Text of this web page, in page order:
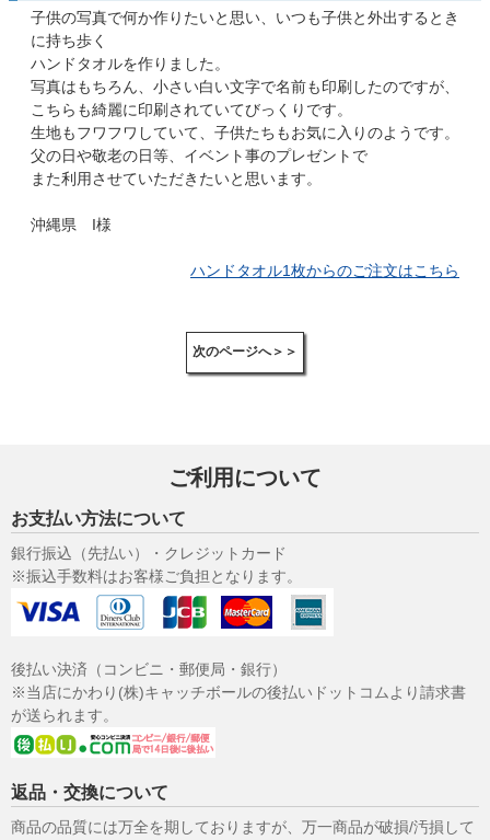
子供の写真で何か作りたいと思い、いつも子供と外出するとき
に持ち歩く
ハンドタオルを作りました。
写真はもちろん、小さい白い文字で名前も印刷したのですが、
こちらも綺麗に印刷されていてびっくりです。
生地もフワフワしていて、子供たちもお気に入りのようです。
父の日や敬老の日等、イベント事のプレゼントで
また利用させていただきたいと思います。
沖縄県 I様
ハンドタオル1枚からのご注文はこちら
次のページへ＞＞
ご利用について
お支払い方法について
銀行振込（先払い）・クレジットカード
※振込手数料はお客様ご負担となります。
後払い決済（コンビニ・郵便局・銀行）
※当店にかわり(株)キャッチボールの後払いドットコムより請求書
が送られます。
返品・交換について
商品の品質には万全を期しておりますが、万一商品が破損/汚損して